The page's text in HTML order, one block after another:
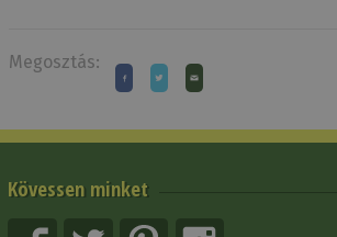
Megosztás:
Kövessen minket